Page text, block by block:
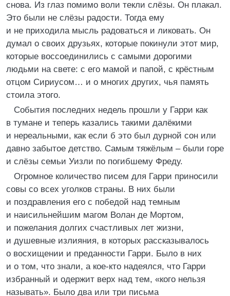
снова. Из глаз помимо воли текли слёзы. Он плакал.
Это были не слёзы радости. Тогда ему
и не приходила мысль радоваться и ликовать. Он
думал о своих друзьях, которые покинули этот мир,
которые воссоединились с самыми дорогими
людьми на свете: с его мамой и папой, с крёстным
отцом Сириусом… и о многих других, чья память
стоила этого.
События последних недель прошли у Гарри как
в тумане и теперь казались такими далёкими
и нереальными, как если б это был дурной сон или
давно забытое детство. Самым тяжёлым – были горе
и слёзы семьи Уизли по погибшему Фреду.
Огромное количество писем для Гарри приносили
совы со всех уголков страны. В них были
и поздравления его с победой над темным
и наисильнейшим магом Волан де Мортом,
и пожелания долгих счастливых лет жизни,
и душевные излияния, в которых рассказывалось
о восхищении и преданности Гарри. Было в них
и о том, что знали, а кое-кто надеялся, что Гарри
избранный и одержит верх над тем, «кого нельзя
называть». Было два или три письма